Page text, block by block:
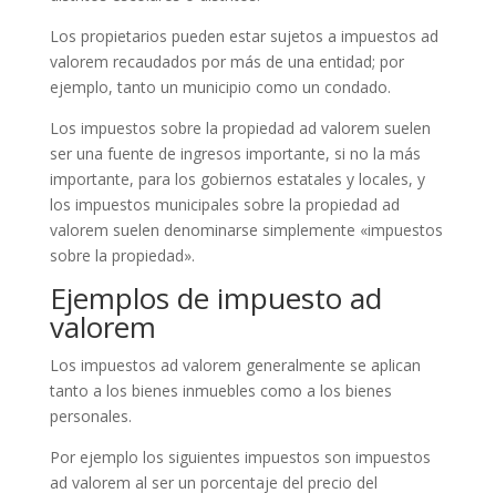
Los propietarios pueden estar sujetos a impuestos ad
valorem recaudados por más de una entidad; por
ejemplo, tanto un municipio como un condado.
Los impuestos sobre la propiedad ad valorem suelen
ser una fuente de ingresos importante, si no la más
importante, para los gobiernos estatales y locales, y
los impuestos municipales sobre la propiedad ad
valorem suelen denominarse simplemente «impuestos
sobre la propiedad».
Ejemplos de impuesto ad
valorem
Los impuestos ad valorem generalmente se aplican
tanto a los bienes inmuebles como a los bienes
personales.
Por ejemplo los siguientes impuestos son impuestos
ad valorem al ser un porcentaje del precio del